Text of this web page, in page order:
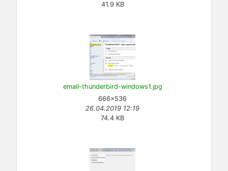
41.9 KB
email-thunderbird-windows1.jpg
666×536
26.04.2019 12:19
74.4 KB